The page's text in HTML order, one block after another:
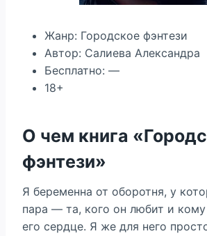
Жанр: Городское фэнтези
Автор: Салиева Александра
Бесплатно: —
18+
О чем книга
фэнтези»
Я беременна от оборотня, у
пара — та, кого он любит и
его сердце. Я же для него